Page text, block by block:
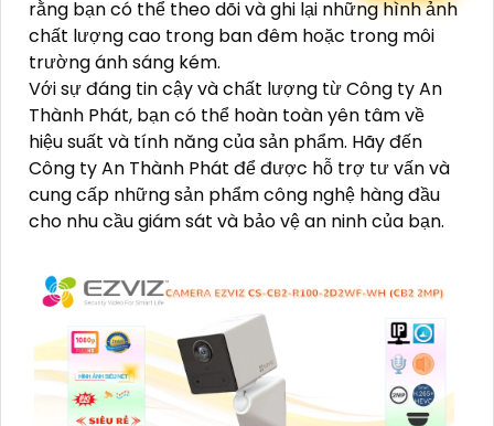
rằng bạn có thể theo dõi và ghi lại những hình ảnh
chất lượng cao trong ban đêm hoặc trong môi
trường ánh sáng kém.
Với sự đáng tin cậy và chất lượng từ Công ty An
Thành Phát, bạn có thể hoàn toàn yên tâm về
hiệu suất và tính năng của sản phẩm. Hãy đến
Công ty An Thành Phát để được hỗ trợ tư vấn và
cung cấp những sản phẩm công nghệ hàng đầu
cho nhu cầu giám sát và bảo vệ an ninh của bạn.